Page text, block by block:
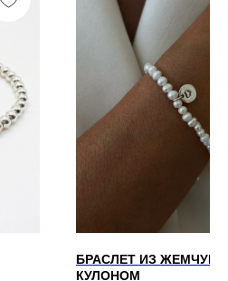
БРАСЛЕТ ИЗ ЖЕМЧУГА
КУЛОНОМ